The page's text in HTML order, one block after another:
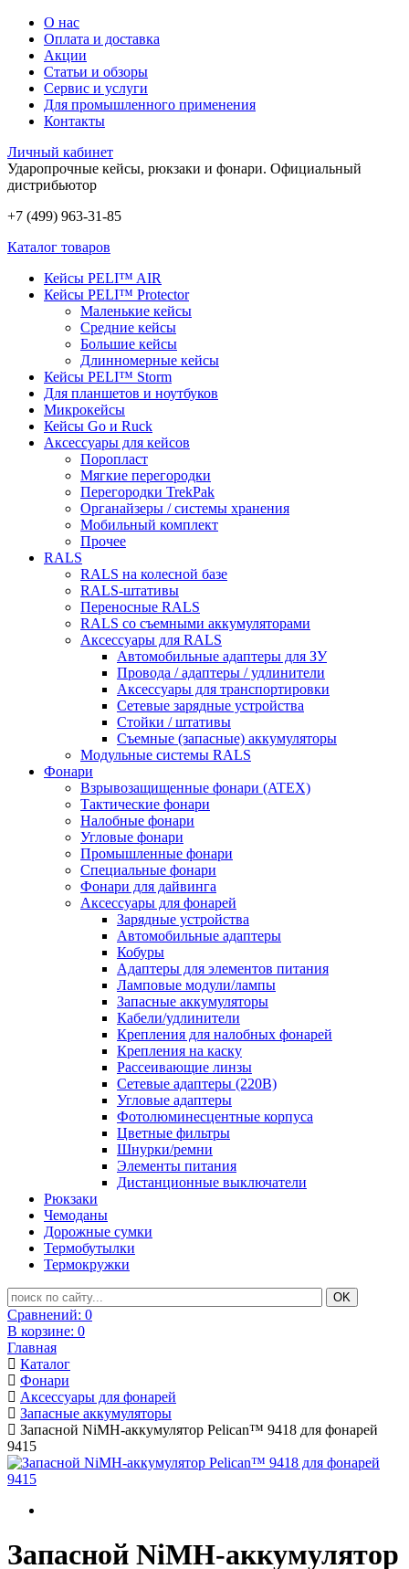
О нас
Оплата и доставка
Акции
Статьи и обзоры
Сервис и услуги
Для промышленного применения
Контакты
Личный кабинет
Ударопрочные кейсы, рюкзаки и фонари. Официальный
дистрибьютор
+7 (499) 963-31-85
Каталог товаров
Кейсы PELI™ AIR
Кейсы PELI™ Protector
Маленькие кейсы
Средние кейсы
Большие кейсы
Длинномерные кейсы
Кейсы PELI™ Storm
Для планшетов и ноутбуков
Микрокейсы
Кейсы Go и Ruck
Аксессуары для кейсов
Поропласт
Мягкие перегородки
Перегородки TrekPak
Органайзеры / системы хранения
Мобильный комплект
Прочее
RALS
RALS на колесной базе
RALS-штативы
Переносные RALS
RALS со съемными аккумуляторами
Аксессуары для RALS
Автомобильные адаптеры для ЗУ
Провода / адаптеры / удлинители
Аксессуары для транспортировки
Сетевые зарядные устройства
Стойки / штативы
Съемные (запасные) аккумуляторы
Модульные системы RALS
Фонари
Взрывозащищенные фонари (ATEX)
Тактические фонари
Налобные фонари
Угловые фонари
Промышленные фонари
Специальные фонари
Фонари для дайвинга
Аксессуары для фонарей
Зарядные устройства
Автомобильные адаптеры
Кобуры
Адаптеры для элементов питания
Ламповые модули/лампы
Запасные аккумуляторы
Кабели/удлинители
Крепления для налобных фонарей
Крепления на каску
Рассеивающие линзы
Сетевые адаптеры (220В)
Угловые адаптеры
Фотолюминесцентные корпуса
Цветные фильтры
Шнурки/ремни
Элементы питания
Дистанционные выключатели
Рюкзаки
Чемоданы
Дорожные сумки
Термобутылки
Термокружки
Сравнений: 0
В корзине: 0
Главная
Каталог
Фонари
Аксессуары для фонарей
Запасные аккумуляторы
Запасной NiMH-аккумулятор Pelican™ 9418 для фонарей
9415
Запасной NiMH-аккумулятор